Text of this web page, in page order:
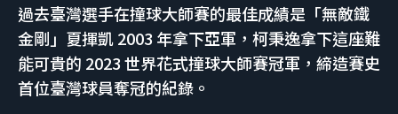
過去臺灣選手在撞球大師賽的最佳成績是「無敵鐵
金剛」夏揮凱 2003 年拿下亞軍，柯秉逸拿下這座難
能可貴的 2023 世界花式撞球大師賽冠軍，締造賽史
首位臺灣球員奪冠的紀錄。